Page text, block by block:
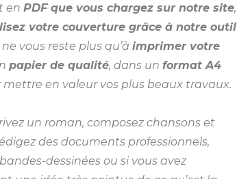
en PDF que vous chargez sur notre site,
votre couverture grâce à notre outil
vous reste plus qu’à imprimer votre
papier de qualité, dans un format A4
mettre en valeur vos plus beaux travaux.
un roman, composez chansons et
des documents professionnels,
dessinées ou si vous avez